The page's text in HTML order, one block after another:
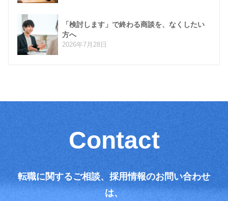
「検討します」で終わる商談を、なくしたい
方へ
2026年7月28日
Contact
転職に関するご相談、採用情報のお問い合わせ
は、